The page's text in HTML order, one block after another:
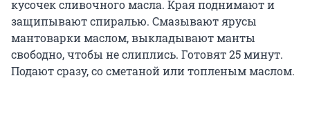
кусочек сливочного масла. Края поднимают и
защипывают спиралью. Смазывают ярусы
мантоварки маслом, выкладывают манты
свободно, чтобы не слиплись. Готовят 25 минут.
Подают сразу, со сметаной или топленым маслом.